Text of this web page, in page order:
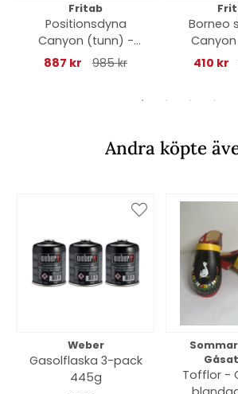
Fritab
Positionsdyna
Canyon (tunn) -
svart struktur
887 kr 985 kr
Borneo
410 kr
Andra köpte
Weber
Gasolflaska 3-pack
445g
Tofflor -